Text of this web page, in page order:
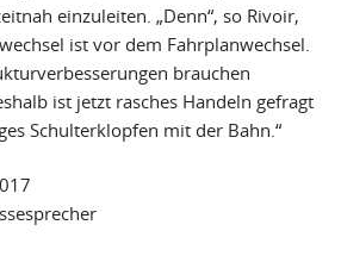
einzuleiten. „Denn“, so Rivoir,
ist vor dem Fahrplanwechsel.
brauchen
ist jetzt rasches Handeln gefragt
Schulterklopfen mit der Bahn.“